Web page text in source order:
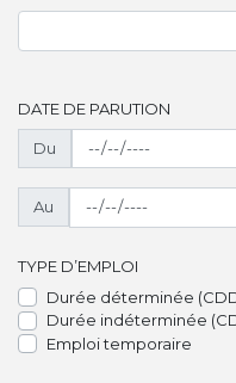
DATE DE PARUTION
Du
Au
TYPE D’EMPLOI
Durée déterminée
Durée indéterminée
Emploi temporaire